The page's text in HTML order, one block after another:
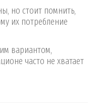
но стоит помнить,
их потребление
вариантом,
часто не хватает